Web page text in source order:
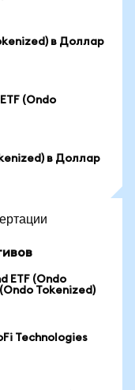
в Доллар
(Ondo
в Доллар
ETF (Ondo
Tokenized)
Technologies